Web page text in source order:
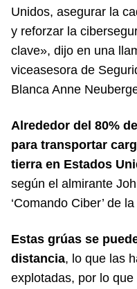
Unidos, asegurar la
y reforzar la
clave», dijo en una
viceasesora de
Blanca Anne
Alrededor del 80%
para transportar
tierra en Estados
según el almirante
‘Comando Ciber’ de
Estas grúas se
distancia, lo que las
explotadas, por lo